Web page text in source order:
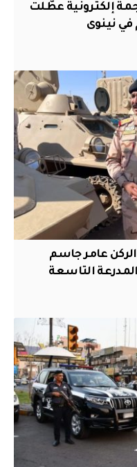
إلكترونية عطّلت
عامر جاسم
التاسعة